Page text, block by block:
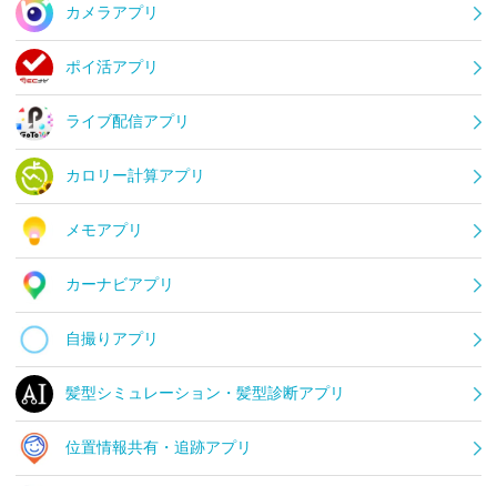
カメラアプリ
ポイ活アプリ
ライブ配信アプリ
カロリー計算アプリ
メモアプリ
カーナビアプリ
自撮りアプリ
髪型シミュレーション・髪型診断アプリ
位置情報共有・追跡アプリ